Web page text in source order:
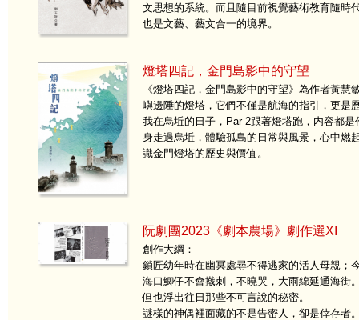
文思想的系統。而且隨目前視覺藝術教育隨時
也是文藝、藝文合一的境界。
燈塔四記，金門島影中的守望
《燈塔四記，金門島影中的守望》為作者黃
嶼邊陲的燈塔，它們不僅是航海的指引，更是
我在烏坵的日子，Par 2跟著燈塔跑，内容都
身走過烏坵，體驗孤島的日常與風景，心中燃
識金門燈塔的歷史與價值。
阮劇團2023《劇本農場》劇作選XI
創作大綱：
鎖匠幼年時在幽冥處尋不得逃家的活人母親；
海口鯽仔不會撠刺，不曉哭，大雨綿延通海街
但也浮出往日那些不可言說的秘密。
謎樣的神偶裡面藏的不是告密人，卻是倖存者